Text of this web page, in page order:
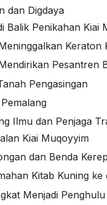
dan Digdaya
Balik Penikahan Kiai
Keraton
Pesantren
Pengasingan
Ilmu dan Penjaga
Kiai Muqoyyim
dan Benda
Kitab Kuning ke
Menjadi